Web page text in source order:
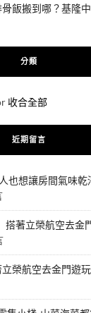
骨飯搬到哪？基隆
分類
收合全部
近期留言
人也想讓房間氣味
搭著立榮航空去金
立榮航空去金門遊